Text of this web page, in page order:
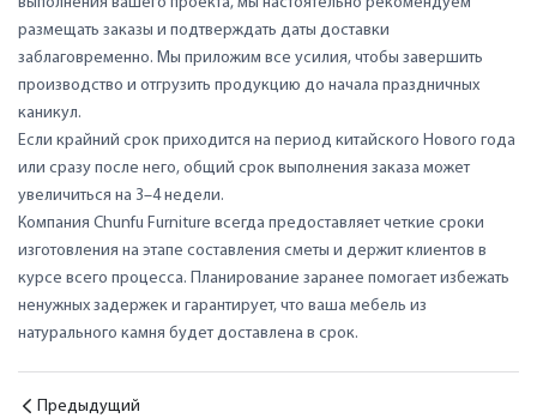
размещать заказы и подтверждать даты доставки
заблаговременно. Мы приложим все усилия, чтобы завершить
производство и отгрузить продукцию до начала праздничных
каникул.
Если крайний срок приходится на период китайского Нового года
или сразу после него, общий срок выполнения заказа может
увеличиться на 3–4 недели.
Компания Chunfu Furniture всегда предоставляет четкие сроки
изготовления на этапе составления сметы и держит клиентов в
курсе всего процесса. Планирование заранее помогает избежать
ненужных задержек и гарантирует, что ваша мебель из
натурального камня будет доставлена ​​в срок.
Предыдущий